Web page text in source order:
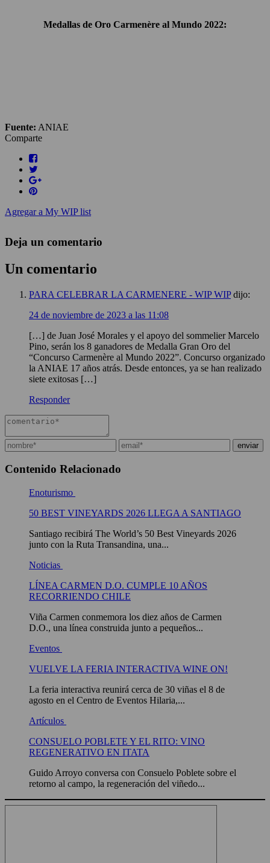
Medallas de Oro Carmenère al Mundo 2022:
Fuente: ANIAE
Comparte
Agregar a My WIP list
Deja un comentario
Un comentario
PARA CELEBRAR LA CARMENERE - WIP WIP dijo:
24 de noviembre de 2023 a las 11:08
[…] de Juan José Morales y el apoyo del sommelier Marcelo
Pino, serán los 8 ganadores de Medalla Gran Oro del
“Concurso Carmenère al Mundo 2022”. Concurso organizado
la ANIAE 17 años atrás. Desde entonces, ya se han realizado
siete exitosas […]
Responder
Contenido Relacionado
Enoturismo
50 BEST VINEYARDS 2026 LLEGA A SANTIAGO
Santiago recibirá The World’s 50 Best Vineyards 2026
junto con la Ruta Transandina, una...
Noticias
LÍNEA CARMEN D.O. CUMPLE 10 AÑOS
RECORRIENDO CHILE
Viña Carmen conmemora los diez años de Carmen
D.O., una línea construida junto a pequeños...
Eventos
VUELVE LA FERIA INTERACTIVA WINE ON!
La feria interactiva reunirá cerca de 30 viñas el 8 de
agosto en el Centro de Eventos Hilaria,...
Artículos
CONSUELO POBLETE Y EL RITO: VINO
REGENERATIVO EN ITATA
Guido Arroyo conversa con Consuelo Poblete sobre el
retorno al campo, la regeneración del viñedo...